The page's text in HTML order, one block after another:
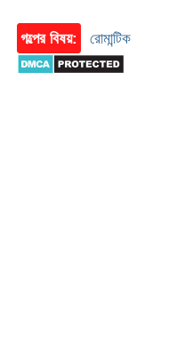
গল্পের বিষয়: রোমান্টিক